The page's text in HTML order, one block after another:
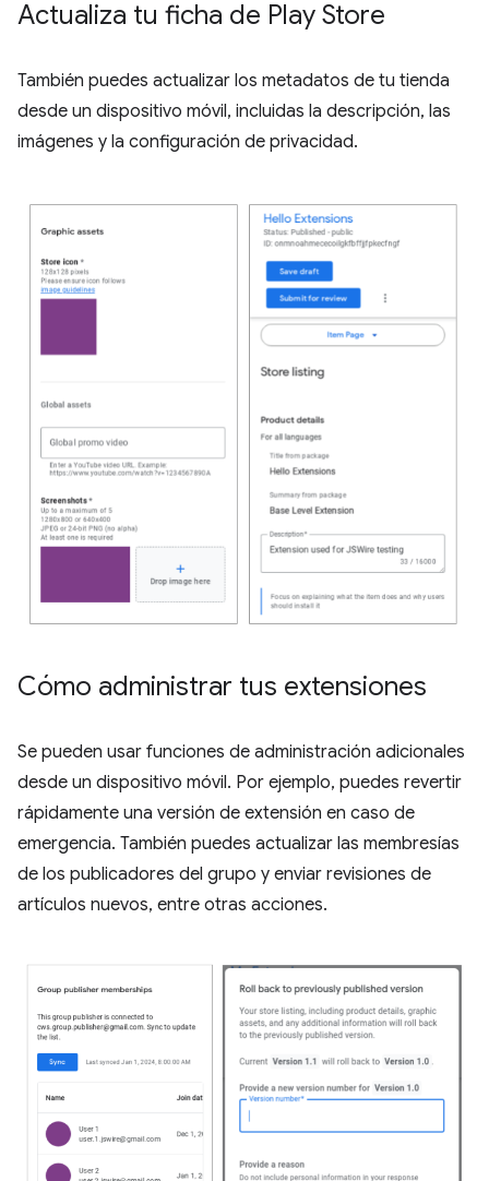
Actualiza tu ficha de Play Store
También puedes actualizar los metadatos de tu tienda
desde un dispositivo móvil, incluidas la descripción, las
imágenes y la configuración de privacidad.
Cómo administrar tus extensiones
Se pueden usar funciones de administración adicionales
desde un dispositivo móvil. Por ejemplo, puedes revertir
rápidamente una versión de extensión en caso de
emergencia. También puedes actualizar las membresías
de los publicadores del grupo y enviar revisiones de
artículos nuevos, entre otras acciones.